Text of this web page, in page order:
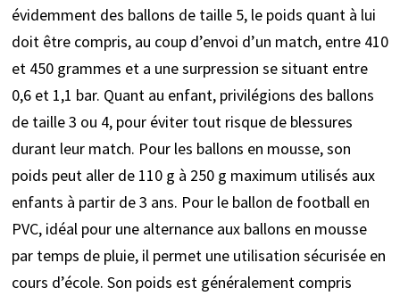
évidemment des ballons de taille 5, le poids quant à lui
doit être compris, au coup d’envoi d’un match, entre 410
et 450 grammes et a une surpression se situant entre
0,6 et 1,1 bar. Quant au enfant, privilégions des ballons
de taille 3 ou 4, pour éviter tout risque de blessures
durant leur match. Pour les ballons en mousse, son
poids peut aller de 110 g à 250 g maximum utilisés aux
enfants à partir de 3 ans. Pour le ballon de football en
PVC, idéal pour une alternance aux ballons en mousse
par temps de pluie, il permet une utilisation sécurisée en
cours d’école. Son poids est généralement compris